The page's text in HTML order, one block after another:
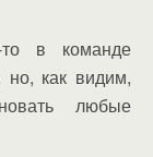
то в команде
как видим,
любые